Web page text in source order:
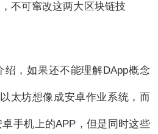
不可窜改这两大区块链技
绍，如果还不能理解DApp概念
太坊想像成安卓作业系统，而
手机上的APP，但是同时这些